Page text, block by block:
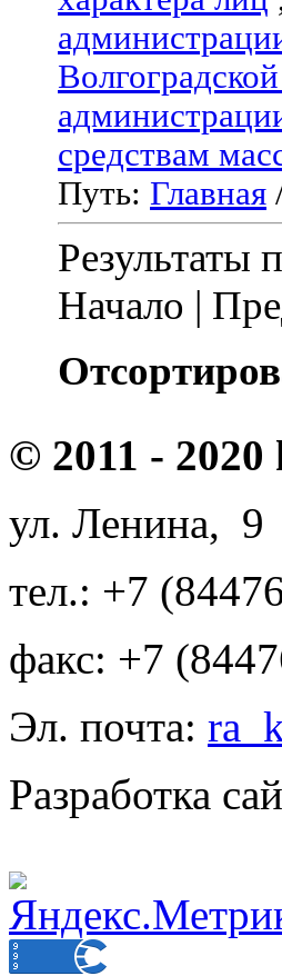
средствам
Путь: Главная
Результаты
Начало |
© 2011 -
ул. Ленина, 9
тел.: +7
факс: +7
Эл. почта:
Разработка